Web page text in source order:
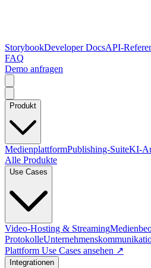
StorybookDeveloper DocsAPI-
FAQ
Demo anfragen
Produkt
MedienplattformPublishing-SuiteKI-
Alle Produkte
Use Cases
Video-Hosting & Streaming
Protokolle
Plattform Use Cases ansehen ↗
Integrationen